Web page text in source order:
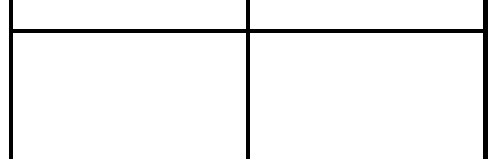
Ширина: 140 см
Ширина: 120 см